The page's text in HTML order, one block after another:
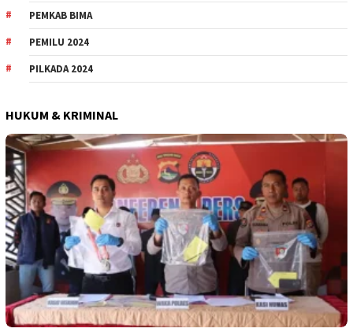
PEMKAB BIMA
PEMILU 2024
PILKADA 2024
HUKUM & KRIMINAL